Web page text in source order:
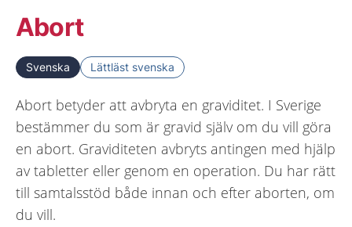
Abort
Svenska Lättläst svenska
Abort betyder att avbryta en graviditet. I Sverige
bestämmer du som är gravid själv om du vill göra
en abort. Graviditeten avbryts antingen med hjälp
av tabletter eller genom en operation. Du har rätt
till samtalsstöd både innan och efter aborten, om
du vill.